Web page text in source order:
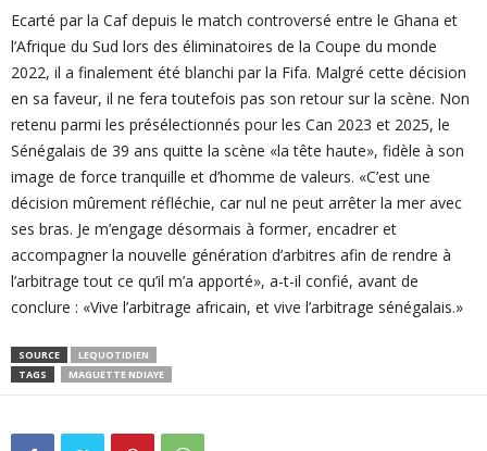
Ecarté par la Caf depuis le match controversé entre le Ghana et
l’Afrique du Sud lors des éliminatoires de la Coupe du monde
2022, il a finalement été blanchi par la Fifa. Malgré cette décision
en sa faveur, il ne fera toutefois pas son retour sur la scène. Non
retenu parmi les présélectionnés pour les Can 2023 et 2025, le
Sénégalais de 39 ans quitte la scène «la tête haute», fidèle à son
image de force tranquille et d’homme de valeurs. «C’est une
décision mûrement réfléchie, car nul ne peut arrêter la mer avec
ses bras. Je m’engage désormais à former, encadrer et
accompagner la nouvelle génération d’arbitres afin de rendre à
l’arbitrage tout ce qu’il m’a apporté», a-t-il confié, avant de
conclure : «Vive l’arbitrage africain, et vive l’arbitrage sénégalais.»
SOURCE
LEQUOTIDIEN
TAGS
MAGUETTE NDIAYE